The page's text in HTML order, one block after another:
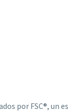
por FSC®,